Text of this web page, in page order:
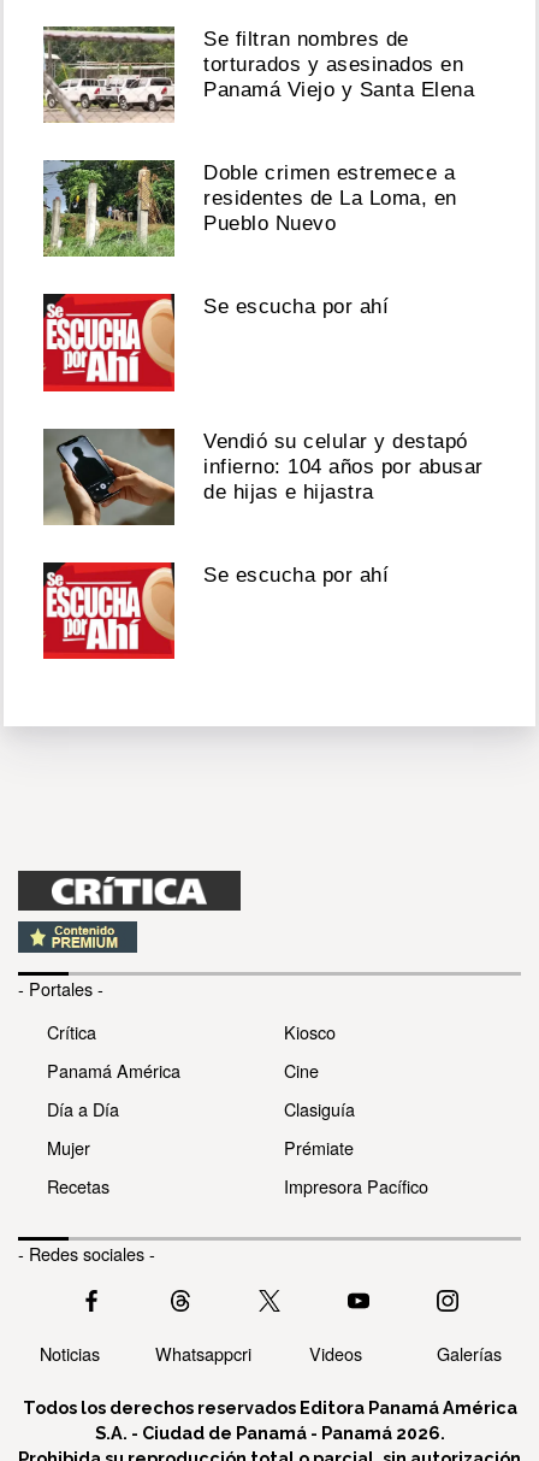
Se filtran nombres de
torturados y asesinados en
Panamá Viejo y Santa Elena
Doble crimen estremece a
residentes de La Loma, en
Pueblo Nuevo
Se escucha por ahí
Vendió su celular y destapó
infierno: 104 años por abusar
de hijas e hijastra
Se escucha por ahí
- Portales -
Crítica
Panamá América
Día a Día
Mujer
Recetas
Kiosco
Cine
Clasiguía
Prémiate
Impresora Pacífico
- Redes sociales -
Noticias Whatsappcri Videos Galerías
Todos los derechos reservados Editora Panamá América
S.A. - Ciudad de Panamá - Panamá 2026.